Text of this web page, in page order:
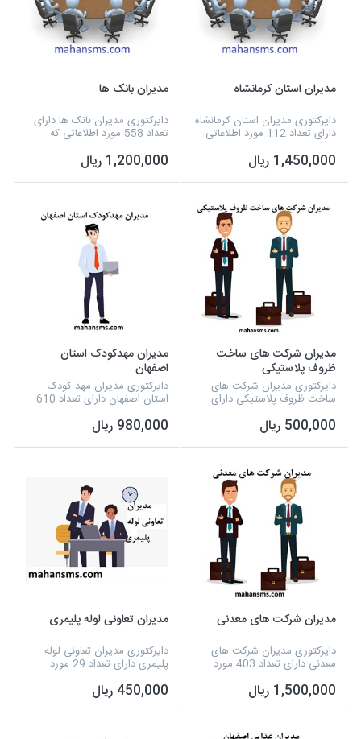
مدیران استان کرمانشاه
دایرکتوری مدیران استان کرمانشاه
دارای تعداد 112 مورد اطلاعاتی
شماره همراه و تفکیک شهر و...
می شود و به صورت اکسل آماده
شده است.
1,450,000 ریال
مدیران بانک ها
دایرکتوری مدیران بانک ها دارای
تعداد 558 مورد اطلاعاتی که
شماره تلفن، آدرس، شماره همراه
و سایت و... می شود و به صورت
اکسل آماده شد...
1,200,000 ریال
مدیران شرکت های ساخت
ظروف پلاستیکی
دایرکتوری مدیران شرکت های
ساخت ظروف پلاستیکی دارای
نوع فعالیت، نام مدیر، شماره
تلفن، آدرس، شماره همراه و...
می شود و به صورت ا...
500,000 ریال
مدیران مهدکودک استان
اصفهان
دایرکتوری مدیران مهد کودک
استان اصفهان دارای تعداد 610
فعالیت، نام مدیر، شماره تلفن،
آدرس وسال تاسیس و... می شود
و به صورت اکسل آما...
980,000 ریال
مدیران شرکت های معدنی
دایرکتوری مدیران شرکت های
معدنی دارای تعداد 403 مورد
مدیر، شماره تلفن و فکس و...
می شود و به صورت اکسل آماده
شده است.
1,500,000 ریال
مدیران تعاونی لوله پلیمری
دایرکتوری مدیران تعاونی لوله
پلیمری دارای تعداد 29 مورد
نام مدیر، شماره تلفن، آدرس،
شماره همراه تفیک استانی و...
می شود و به صور...
450,000 ریال